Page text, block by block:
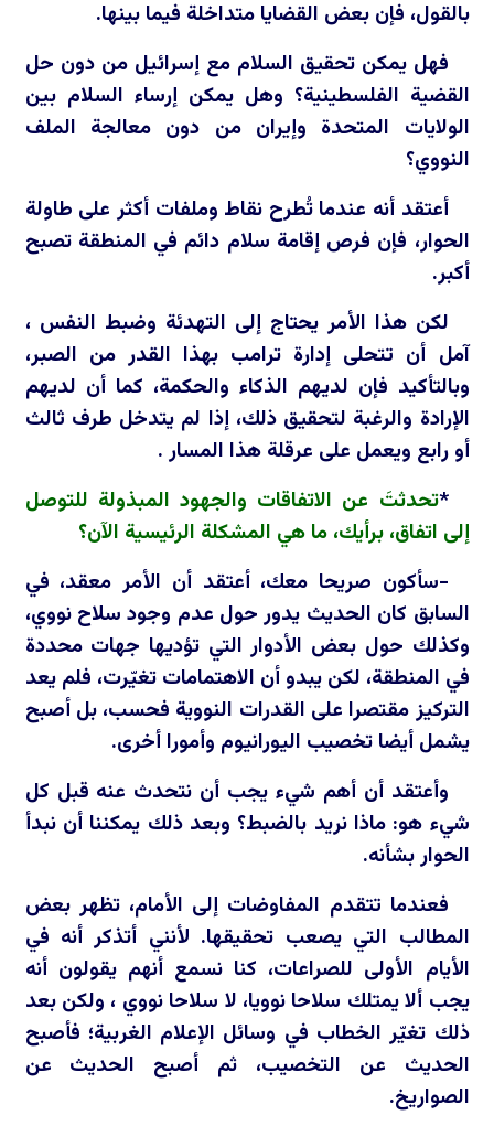
بالقول، فإن بعض القضايا متداخلة فيما بينها.
فهل يمكن تحقيق السلام مع إسرائيل من دون حل
القضية الفلسطينية؟ وهل يمكن إرساء السلام بين
الولايات المتحدة وإيران من دون معالجة الملف
النووي؟
أعتقد أنه عندما تُطرح نقاط وملفات أكثر على طاولة
الحوار، فإن فرص إقامة سلام دائم في المنطقة تصبح
أكبر.
لكن هذا الأمر يحتاج إلى التهدئة وضبط النفس ،
آمل أن تتحلى إدارة ترامب بهذا القدر من الصبر،
وبالتأكيد فإن لديهم الذكاء والحكمة، كما أن لديهم
الإرادة والرغبة لتحقيق ذلك، إذا لم يتدخل طرف ثالث
أو رابع ويعمل على عرقلة هذا المسار .
*تحدثتَ عن الاتفاقات والجهود المبذولة للتوصل
إلى اتفاق، برأيك، ما هي المشكلة الرئيسية الآن؟
-سأكون صريحا معك، أعتقد أن الأمر معقد، في
السابق كان الحديث يدور حول عدم وجود سلاح نووي،
وكذلك حول بعض الأدوار التي تؤديها جهات محددة
في المنطقة، لكن يبدو أن الاهتمامات تغيّرت، فلم يعد
التركيز مقتصرا على القدرات النووية فحسب، بل أصبح
يشمل أيضا تخصيب اليورانيوم وأمورا أخرى.
وأعتقد أن أهم شيء يجب أن نتحدث عنه قبل كل
شيء هو: ماذا نريد بالضبط؟ وبعد ذلك يمكننا أن نبدأ
الحوار بشأنه.
فعندما تتقدم المفاوضات إلى الأمام، تظهر بعض
المطالب التي يصعب تحقيقها. لأنني أتذكر أنه في
الأيام الأولى للصراعات، كنا نسمع أنهم يقولون أنه
يجب ألا يمتلك سلاحا نوويا، لا سلاحا نووي ، ولكن بعد
ذلك تغيّر الخطاب في وسائل الإعلام الغربية؛ فأصبح
الحديث عن التخصيب، ثم أصبح الحديث عن
الصواريخ.